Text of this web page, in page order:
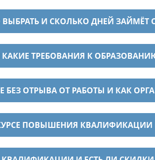
И СКОЛЬКО ДНЕЙ ЗАЙМЁТ
ТРЕБОВАНИЯ К
ОТРЫВА ОТ РАБОТЫ И КАК
ПОВЫШЕНИЯ